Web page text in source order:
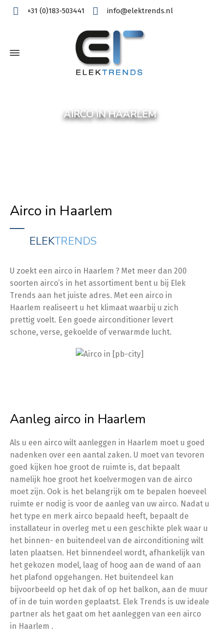
+31 (0)183-503441 info@elektrends.nl
AIRCO IN HAARLEM
Airco in Haarlem
ELEKTRENDS
U zoekt een airco in Haarlem ? Met meer dan 200
soorten airco’s in het assortiment bent u bij Elek
Trends aan het juiste adres. Met een airco in
Haarlem realiseert u het klimaat waarbij u zich
prettig voelt. Een goede airconditioner levert
schone, verse, gekoelde of verwarmde lucht.
Aanleg airco in Haarlem
Als u een airco wilt aanleggen in Haarlem moet u goed
nadenken over een aantal zaken. U moet van tevoren
goed kijken hoe groot de ruimte is, dat bepaalt
namelijk hoe groot het koelvermogen van de airco
moet zijn. Ook is het belangrijk om te bepalen hoeveel
ruimte er nodig is voor de aanleg van uw airco. Nadat u
het type en merk airco bepaald heeft, bepaalt de
installateur in overleg met u een geschikte plek waar u
het binnen- en buitendeel van de airconditioning wilt
laten plaatsen. Het binnendeel wordt, afhankelijk van
het gekozen model, laag of hoog aan de wand of aan
het plafond opgehangen. Het buitendeel kan
bijvoorbeeld op het dak of op het balkon, aan de muur
of in de tuin worden geplaatst. Elek Trends is uw ideale
partner als het gaat om het aanleggen van een airco
in Haarlem .